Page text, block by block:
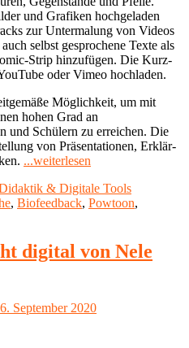
und Grafiken hochgeladen
zur Untermalung von Videos
selbst gesprochene Texte als
Strip hinzufügen. Die Kurz-
oder Vimeo hochladen.
Möglichkeit, um mit
hohen Grad an
und Schülern zu erreichen. Die
von Präsentationen, Erklär-
...weiterlesen
Unterricht"
& Digitale Tools
, Biofeedback, Powtoon,
digital von Nele
6. September 2020